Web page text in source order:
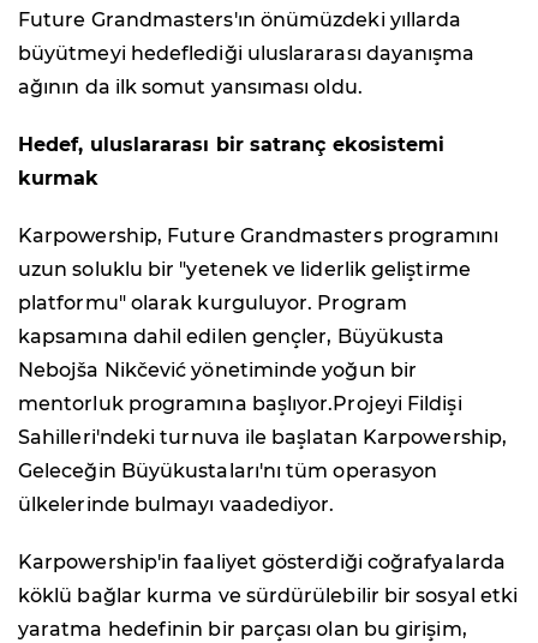
Future Grandmasters'ın önümüzdeki yıllarda
büyütmeyi hedeflediği uluslararası dayanışma
ağının da ilk somut yansıması oldu.
Hedef, uluslararası bir satranç ekosistemi
kurmak
Karpowership, Future Grandmasters programını
uzun soluklu bir "yetenek ve liderlik geliştirme
platformu" olarak kurguluyor. Program
kapsamına dahil edilen gençler, Büyükusta
Nebojša Nikčević yönetiminde yoğun bir
mentorluk programına başlıyor.Projeyi Fildişi
Sahilleri'ndeki turnuva ile başlatan Karpowership,
Geleceğin Büyükustaları'nı tüm operasyon
ülkelerinde bulmayı vaadediyor.
Karpowership'in faaliyet gösterdiği coğrafyalarda
köklü bağlar kurma ve sürdürülebilir bir sosyal etki
yaratma hedefinin bir parçası olan bu girişim,